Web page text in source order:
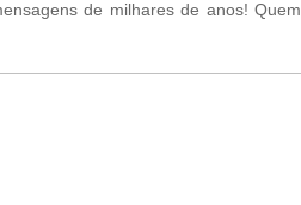
de milhares de anos! Quem